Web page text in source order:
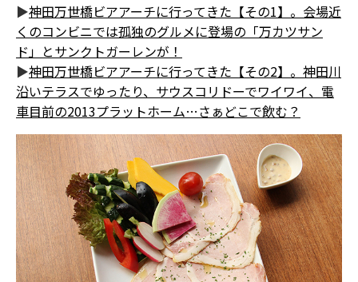
▶神田万世橋ビアアーチに行ってきた【その1】。会場近
くのコンビニでは孤独のグルメに登場の「万カツサン
ド」とサンクトガーレンが！
▶神田万世橋ビアアーチに行ってきた【その2】。神田川
沿いテラスでゆったり、サウスコリドーでワイワイ、電
車目前の2013プラットホーム…さぁどこで飲む？